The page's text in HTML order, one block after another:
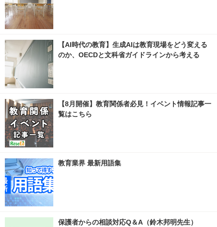
【AI時代の教育】生成AIは教育現場をどう変える
のか、OECDと文科省ガイドラインから考える
【8月開催】教育関係者必見！イベント情報記事一
覧はこちら
教育業界 最新用語集
保護者からの相談対応Q＆A（鈴木邦明先生）